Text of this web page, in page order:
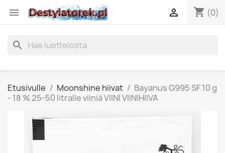
 shopping_cart (0)

search
Etusivulle Moonshine hiivat
Bayanus G995 SF 10 g
- 18 % 25-50 litralle viiniä VIINI VIINIHIIVA